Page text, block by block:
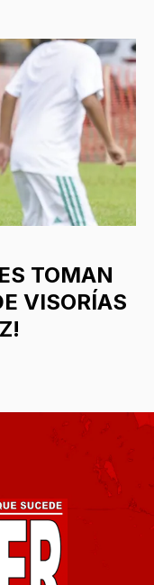
TOMAN
VISORÍAS